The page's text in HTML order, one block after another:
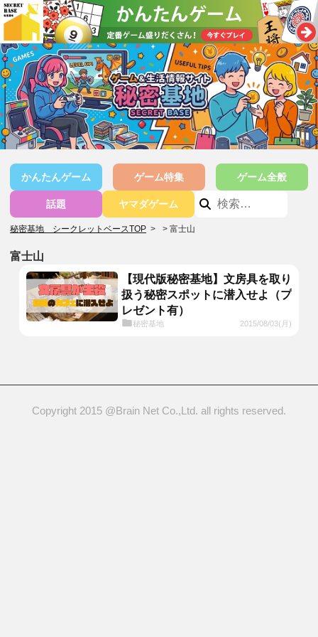
かんたんゲーム ゲーム特集 ゲーム全般
話題 ヤマダゲーム
秘密基地 シークレットベースTOP > 富士山
富士山
【現代版秘密基地】文房具を取り
扱う秘密スポットに潜入せよ（プ
レゼント有）
秘密基地 2015/08/03(月)
Copyright 2015 @Brain Net Co.,Ltd. all rights reserved.